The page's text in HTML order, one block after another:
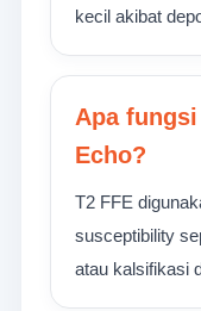
kecil akibat
Apa
Echo?
T2 FFE
susceptibility
atau kalsifikasi